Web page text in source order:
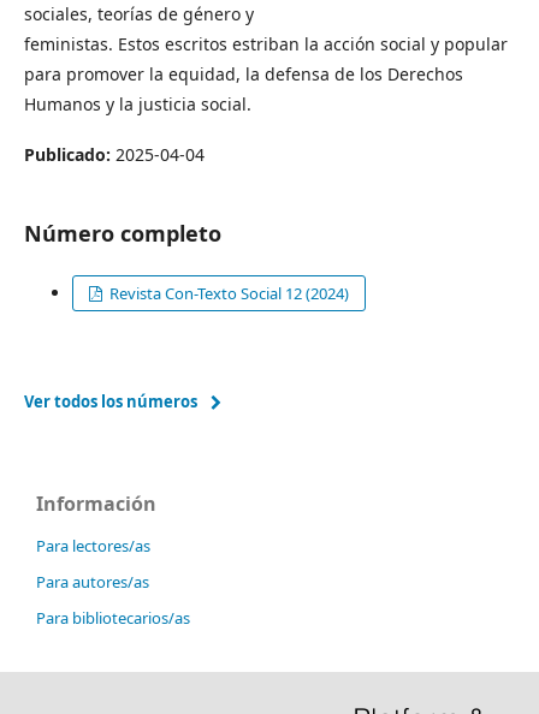
sociales, teorías de género y
feministas. Estos escritos estriban la acción social y popular
para promover la equidad, la defensa de los Derechos
Humanos y la justicia social.
Publicado: 2025-04-04
Número completo
Revista Con-Texto Social 12 (2024)
Ver todos los números
Información
Para lectores/as
Para autores/as
Para bibliotecarios/as